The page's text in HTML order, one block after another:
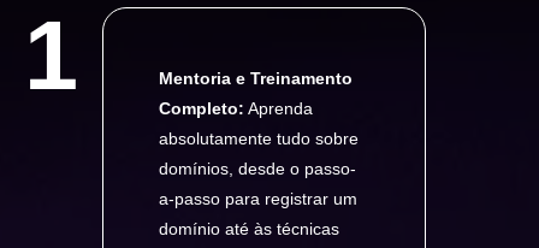
1
Mentoria e Treinamento
Completo: Aprenda
absolutamente tudo sobre
domínios, desde o passo-
a-passo para registrar um
domínio até às técnicas